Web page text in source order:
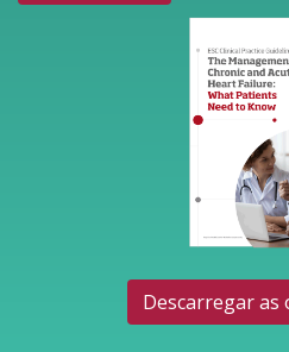
Descarregar as